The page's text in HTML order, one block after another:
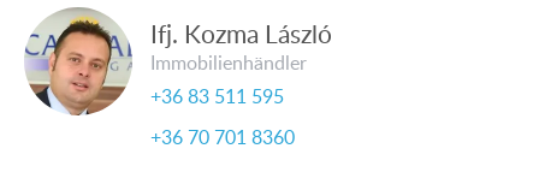
Ifj. Kozma László
Immobilienhändler
+36 83 511 595
+36 70 701 8360